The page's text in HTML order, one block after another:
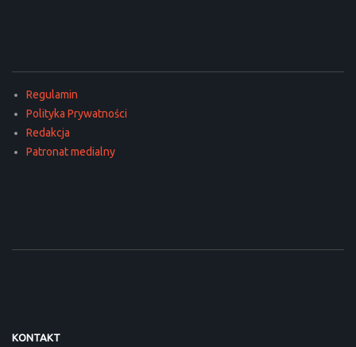
Regulamin
Polityka Prywatności
Redakcja
Patronat medialny
KONTAKT